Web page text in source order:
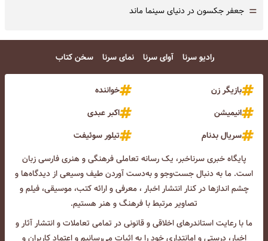
= جعفر جکسون در دنیای سینما ماند
رادیو سرنا آوای سرنا نمای سرنا سخن کتاب
بازیگر زن
خواننده
انیمیشن
اکبر عبدی
سریال بدنام
تیلور سوئیفت
پایگاه خبری سرناخبر، یک رسانه تعاملی فرهنگی و هنری فارسی زبان
است. ما به دنبال جست‌و‌جو و به‌دست آوردن طیف وسیعی از دیدگاه‌ها و
چشم انداز‌ها در کنار انتشار اخبار ، معرفی و ارائه کتب، موسیقی، فیلم و
تصاویر مرتبط با فرهنگ و هنر هستیم.
ما با رعایت استاندرهای اخلاقی و قانونی در تمامی تعاملات و انتشار آثار و
اخبار، درستی و امانتداری خود را به اثبات می‌رسانیم و اعتماد کاربران و